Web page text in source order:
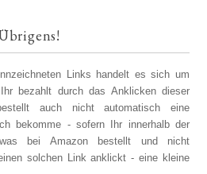
Links handelt es sich um
bezahlt durch das Anklicken dieser
auch nicht automatisch eine
bekomme - sofern Ihr innerhalb der
bei Amazon bestellt und nicht
solchen Link anklickt - eine kleine